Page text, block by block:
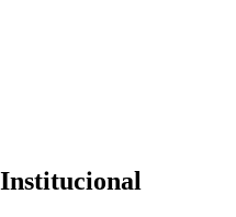
Institucional